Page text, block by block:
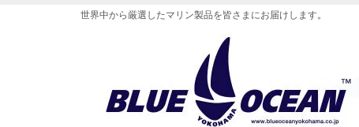
世界中から厳選したマリン製品を皆さまにお届けします。